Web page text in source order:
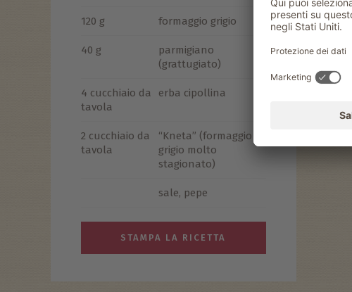
120 g formaggio grigio
40 g
parmigiano
(grattugiato)
4 cucchiaio da
tavola
erba cipollina
2 cucchiaio da
tavola
“Kneta” (formaggio
grigio molto
stagionato)
sale, pepe
STAMPA LA RICETTA